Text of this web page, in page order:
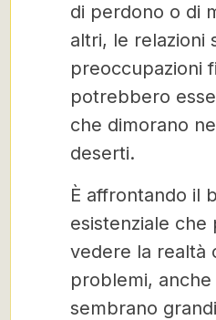
di perdono o di
altri, le relazioni
preoccupazioni
potrebbero
che dimorano
deserti.
È affrontando il
esistenziale che
vedere la realtà
problemi,
sembrano